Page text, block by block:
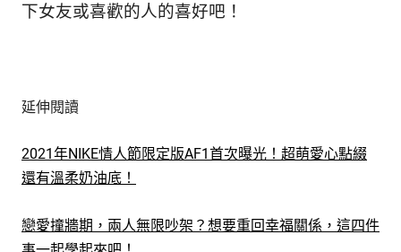
下女友或喜歡的人的喜好吧！
延伸閱讀
2021年NIKE情人節限定版AF1首次曝光！超萌愛心點綴
還有溫柔奶油底！
戀愛撞牆期，兩人無限吵架？想要重回幸福關係，這四件